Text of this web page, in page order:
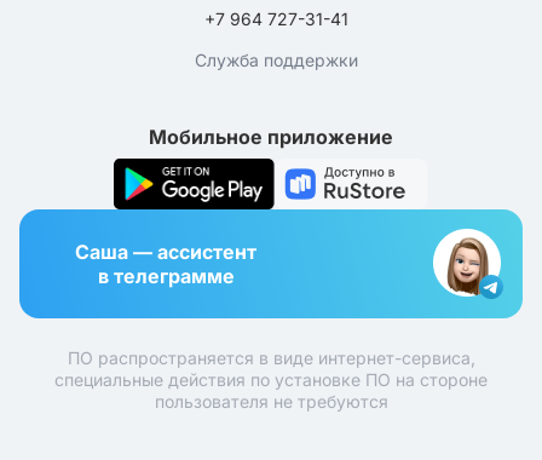
+7 964 727-31-41
Служба поддержки
Мобильное приложение
Саша — ассистент
в телеграмме
ПО распространяется в виде интернет-сервиса,
специальные действия по установке ПО на стороне
пользователя не требуются